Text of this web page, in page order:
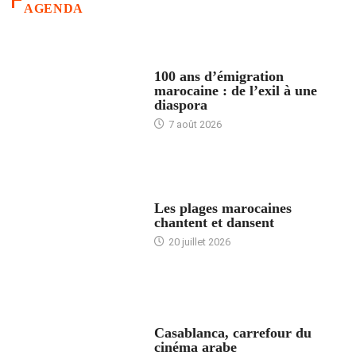
AGENDA
100 ans d’émigration
marocaine : de l’exil à une
diaspora
7 août 2026
Les plages marocaines
chantent et dansent
20 juillet 2026
Casablanca, carrefour du
cinéma arabe